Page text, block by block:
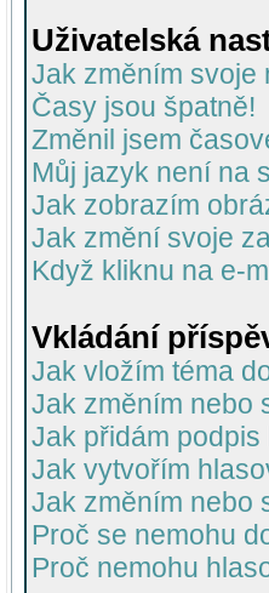
Uživatelská
Jak změním svoje
Časy jsou špatně!
Změnil jsem
Můj jazyk není na
Jak zobrazím
Jak změní svoje
Když kliknu na e-
Vkládání
Jak vložím téma
Jak změním nebo
Jak přidám
Jak vytvořím
Jak změním nebo
Proč se nemohu
Proč nemohu